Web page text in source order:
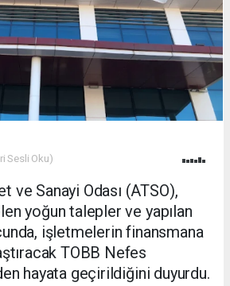
Sesli Oku)
ve Sanayi Odası (ATSO),
yoğun talepler ve yapılan
işletmelerin finansmana
TOBB Nefes
hayata geçirildiğini duyurdu.